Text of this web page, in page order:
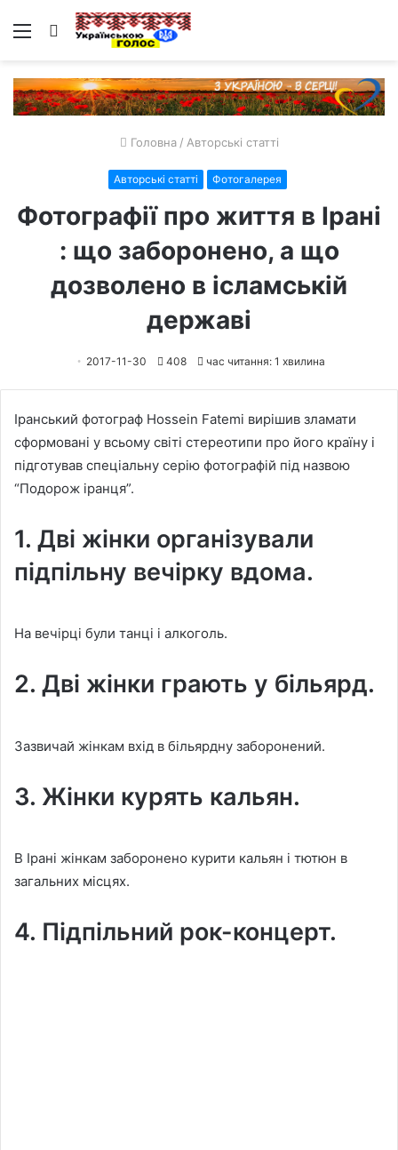
Меню Пошук
Головна / Авторські статті
Авторські статті Фотогалерея
Фотографії про життя в Ірані
: що заборонено, а що
дозволено в ісламській
державі
2017-11-30 408 час читання: 1 хвилина
Іранський фотограф Hossein Fatemi вирішив зламати
сформовані у всьому світі стереотипи про його країну і
підготував спеціальну серію фотографій під назвою
“Подорож іранця”.
1. Дві жінки організували
підпільну вечірку вдома.
На вечірці були танці і алкоголь.
2. Дві жінки грають у більярд.
Зазвичай жінкам вхід в більярдну заборонений.
3. Жінки курять кальян.
В Ірані жінкам заборонено курити кальян і тютюн в
загальних місцях.
4. Підпільний рок-концерт.